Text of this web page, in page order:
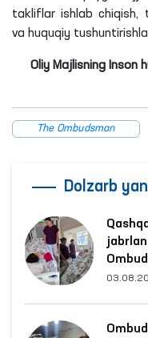
takliflar ishlab chiqish,
va huquqiy
Oliy Majlisning Inson
The Ombudsman
Dolzarb